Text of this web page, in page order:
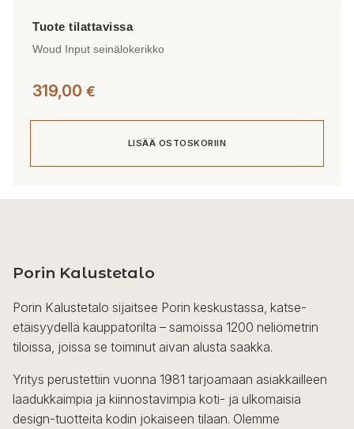
Woud Input seinälokerikko
319,00 €
LISÄÄ OSTOSKORIIN
Porin Kalustetalo
Porin Kalustetalo sijaitsee Porin keskustassa, katse-
etäisyydellä kauppatorilta – samoissa 1200 neliömetrin
tiloissa, joissa se toiminut aivan alusta saakka.
Yritys perustettiin vuonna 1981 tarjoamaan asiakkailleen
laadukkaimpia ja kiinnostavimpia koti- ja ulkomaisia
design-tuotteita kodin jokaiseen tilaan. Olemme